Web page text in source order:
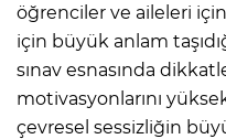
öğrenciler ve aileleri
için büyük anlam
sınav esnasında
motivasyonlarını
çevresel sessizliğin